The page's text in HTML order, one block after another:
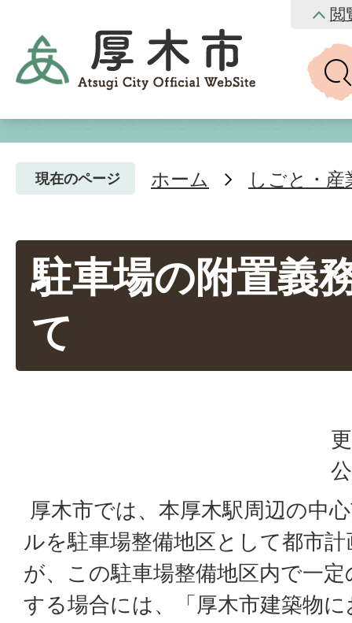
閲
現在のページ ホーム しごと・産
駐車場の附置義
て
厚木市では、本厚木駅周辺の中
ルを駐車場整備地区として都市
が、この駐車場整備地区内で一
する場合には、「厚木市建築物